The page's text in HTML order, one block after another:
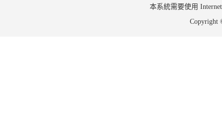
本系統需要使用
Copyright